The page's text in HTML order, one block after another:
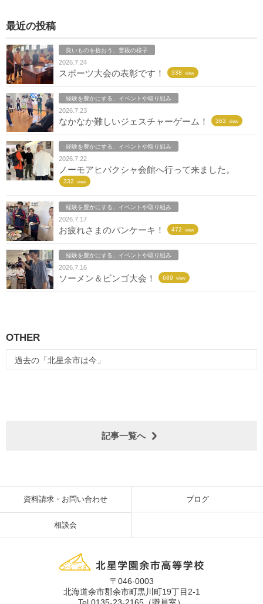
最近の投稿
良いものを拾おう、普段の様子
2026.7.24
スポーツ大会の表彰です！ 338 view
経験を豊かにする、イベントや取り組み
2026.7.23
なかなか難しいジェスチャーゲーム！ 363 view
経験を豊かにする、イベントや取り組み
2026.7.22
ノーモアヒバクシャ会館へ行って来ました。
332 view
経験を豊かにする、イベントや取り組み
2026.7.17
お疲れさまのパンケーキ！ 472 view
経験を豊かにする、イベントや取り組み
2026.7.16
ソーメン＆ビンゴ大会！ 689 view
OTHER
過去の「北星余市は今」
記事一覧へ
資料請求・お問い合わせ ブログ
相談会
〒046-0003
北海道余市郡余市町黒川町19丁目2-1
Tel 0135-23-2165（職員室）